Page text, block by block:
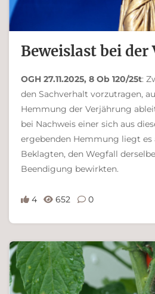
Beweislast bei
OGH 27.11.2025, 8 Ob 120/25t:
den Sachverhalt vorzutragen,
Hemmung der Verjährung
bei Nachweis einer sich aus
ergebenden Hemmung liegt es
Beklagten, den Wegfall
Beendigung bewirkten.
4 652 0
Ferdinand